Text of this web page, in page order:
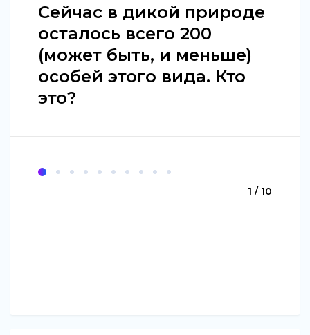
Сейчас в дикой природе
осталось всего 200
(может быть, и меньше)
особей этого вида. Кто
это?
1 / 10